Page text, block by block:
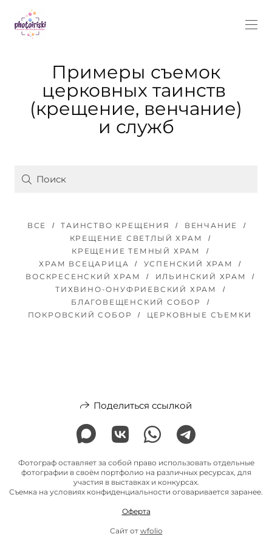
Примеры съемок
церковных таинств
(крещение, венчание)
и служб
ВСЕ ТАИНСТВО КРЕЩЕНИЯ
ВЕНЧАНИЕ
КРЕЩЕНИЕ СВЕТЛЫЙ ХРАМ
КРЕЩЕНИЕ ТЕМНЫЙ ХРАМ
ХРАМ ВСЕЦАРИЦА
УСПЕНСКИЙ ХРАМ
ВОСКРЕСЕНСКИЙ ХРАМ
ИЛЬИНСКИЙ ХРАМ
ТИХВИНО-ОНУФРИЕВСКИЙ ХРАМ
БЛАГОВЕЩЕНСКИЙ СОБОР
ПОКРОВСКИЙ СОБОР
ЦЕРКОВНЫЕ СЪЕМКИ
Поделиться ссылкой
Фотограф оставляет за собой право использовать отдельные
фотографии в своём портфолио на различных ресурсах, для
участия в выставках и конкурсах.
Съемка на условиях конфиденциальности оговаривается заранее.
Оферта
Сайт от wfolio